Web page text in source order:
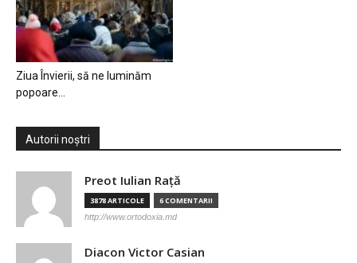
Ziua Învierii, să ne luminăm
popoare…
Autorii noștri
Preot Iulian Raţă
3878 ARTICOLE 6 COMENTARII
http://www.ortodoxia.md
Diacon Victor Casian